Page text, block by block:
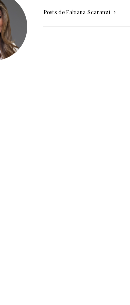
Posts de Fabiana Scaranzi